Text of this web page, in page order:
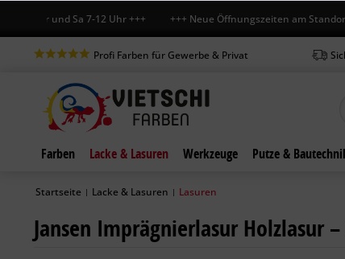
Uhr und Sa 7-12 Uhr +++ +++ Neue Öffnungszeiten am Standort in
Profi Farben für Gewerbe & Privat
Farben Lacke & Lasuren Werkzeuge Putze &
Startseite | Lacke & Lasuren | Lasuren
Jansen Imprägnierlasur Holzlasur